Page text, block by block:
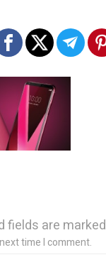
fields are marked
time I comment.